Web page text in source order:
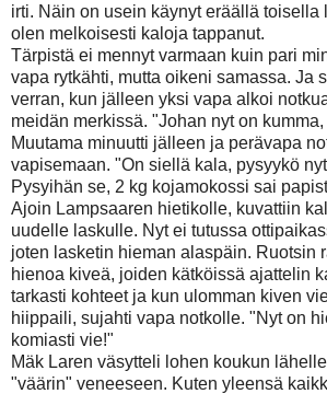
irti. Näin on usein käynyt eräällä toisella
olen melkoisesti kaloja tappanut.
Tärpistä ei mennyt varmaan kuin pari
vapa rytkähti, mutta oikeni samassa. Ja
verran, kun jälleen yksi vapa alkoi
meidän merkissä. "Johan nyt on
Muutama minuutti jälleen ja perävapa
vapisemaan. "On siellä kala, pysyykö
Pysyihän se, 2 kg kojamokossi sai
Ajoin Lampsaaren hietikolle, kuvattiin
uudelle laskulle. Nyt ei tutussa
joten lasketin hieman alaspäin. Ruotsin
hienoa kiveä, joiden kätköissä ajattelin
tarkasti kohteet ja kun ulomman kiven
hiippaili, sujahti vapa notkolle. "Nyt on
komiasti vie!"
Mäk Laren väsytteli lohen koukun
"väärin" veneeseen. Kuten yleensä